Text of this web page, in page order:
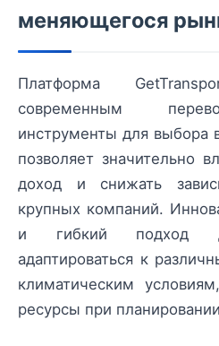
меняющегося
Платформа
современным
инструменты для выбора
позволяет значительно
доход и снижать
крупных компаний.
и гибкий подход
адаптироваться к
климатическим
ресурсы при